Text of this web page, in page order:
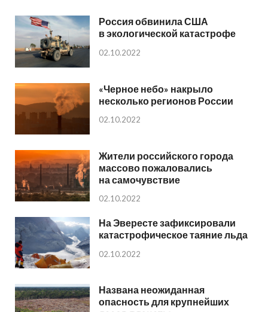
Россия обвинила США
в экологической катастрофе
02.10.2022
«Черное небо» накрыло
несколько регионов России
02.10.2022
Жители российского города
массово пожаловались
на самочувствие
02.10.2022
На Эвересте зафиксировали
катастрофическое таяние льда
02.10.2022
Названа неожиданная
опасность для крупнейших